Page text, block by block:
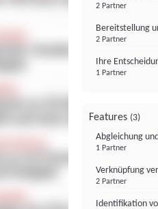
2 Partner
Bereitstellung
2 Partner
Ihre
1 Partner
Features (3)
Abgleichung
1 Partner
Verknüpfung
2 Partner
Identifikation